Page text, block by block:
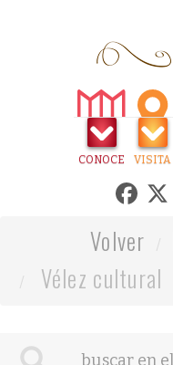
CONOCE VISITA
Volver
Vélez cultural